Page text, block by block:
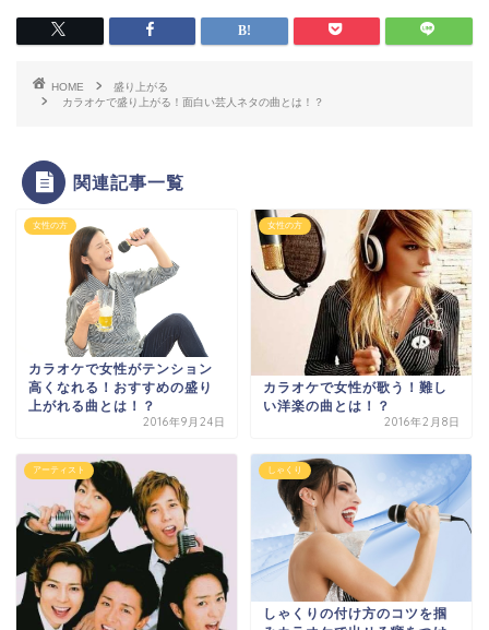
HOME
盛り上がる
カラオケで盛り上がる！面白い芸人ネタの曲とは！？
関連記事一覧
女性の方
カラオケで女性がテンション
高くなれる！おすすめの盛り
上がれる曲とは！？
2016年9月24日
女性の方
カラオケで女性が歌う！難し
い洋楽の曲とは！？
2016年2月8日
アーティスト しゃくり
しゃくりの付け方のコツを掴